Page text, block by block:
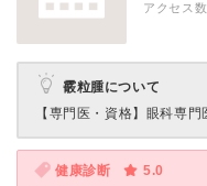
アクセス
霰粒腫について
【専門医・資格】 眼科専門
健康診断
5.0